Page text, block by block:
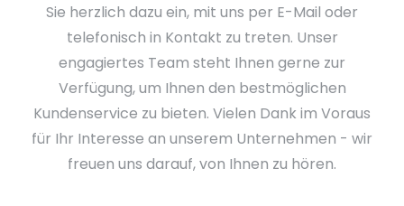
Sie herzlich dazu ein, mit uns per E-Mail oder
telefonisch in Kontakt zu treten. Unser
engagiertes Team steht Ihnen gerne zur
Verfügung, um Ihnen den bestmöglichen
Kundenservice zu bieten. Vielen Dank im Voraus
für Ihr Interesse an unserem Unternehmen - wir
freuen uns darauf, von Ihnen zu hören.